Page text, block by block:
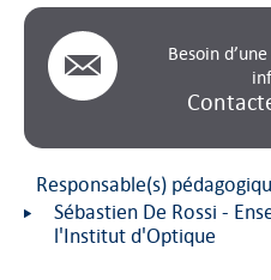
Besoin
Responsable(s)
Sébastien De Rossi -
l'Institut d'Optique